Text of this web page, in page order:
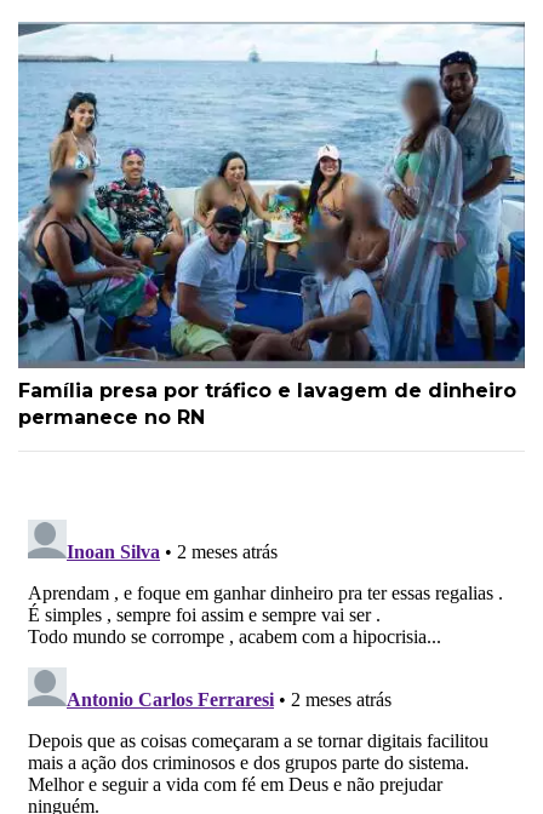
Família presa por tráfico e lavagem de dinheiro
permanece no RN